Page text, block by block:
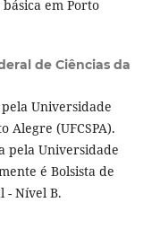
em Porto
de Ciências da
Universidade
Alegre (UFCSPA).
pela Universidade
é Bolsista de
- Nível B.